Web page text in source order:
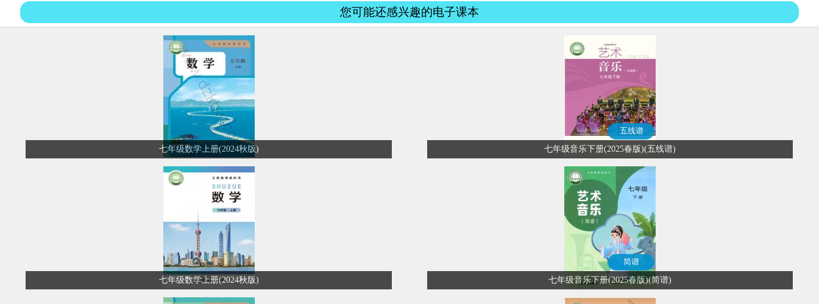
您可能还感兴趣的电子课本
七年级数学上册(2024秋版)
五线谱
七年级音乐下册(2025春版)(五线谱)
七年级数学上册(2024秋版)
简谱
七年级音乐下册(2025春版)(简谱)